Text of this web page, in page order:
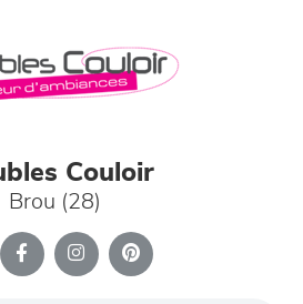
Couloir
Brou (28)